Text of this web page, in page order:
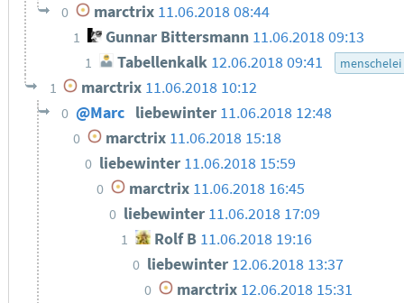
0 marctrix 11.06.2018 08:44
1 Gunnar Bittersmann 11.06.2018 09:13
1 Tabellenkalk 12.06.2018 09:41 menschelei
1 marctrix 11.06.2018 10:12
0 @Marc liebewinter 11.06.2018 12:48
0 marctrix 11.06.2018 15:18
0 liebewinter 11.06.2018 15:59
0 marctrix 11.06.2018 16:45
0 liebewinter 11.06.2018 17:09
1 Rolf B 11.06.2018 19:16
0 liebewinter 12.06.2018 13:37
0 marctrix 12.06.2018 15:31